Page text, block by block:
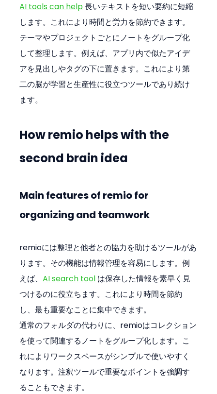
AI tools can help 長いテキストを短い要約に短縮
します。これにより時間と労力を節約できます。
テーマやプロジェクトごとにノートをグループ化
して整理します。例えば、アプリ内で似たアイデ
アを見出しやタグの下に置きます。これにより第
二の脳が学習と生産性に役立つツールであり続け
ます。
How remio helps with the
second brain idea
Main features of remio for
organizing and teamwork
remioには整理と他者との協力を助けるツールがあ
ります。その機能は情報管理を容易にします。例
えば、AI search tool は保存した情報を素早く見
つけるのに役立ちます。これにより時間を節約
し、最も重要なことに集中できます。
通常のフォルダの代わりに、remioはコレクション
を使って関連するノートをグループ化します。こ
れによりワークスペースがシンプルで使いやすく
なります。注釈ツールで重要なポイントを強調す
ることもできます。